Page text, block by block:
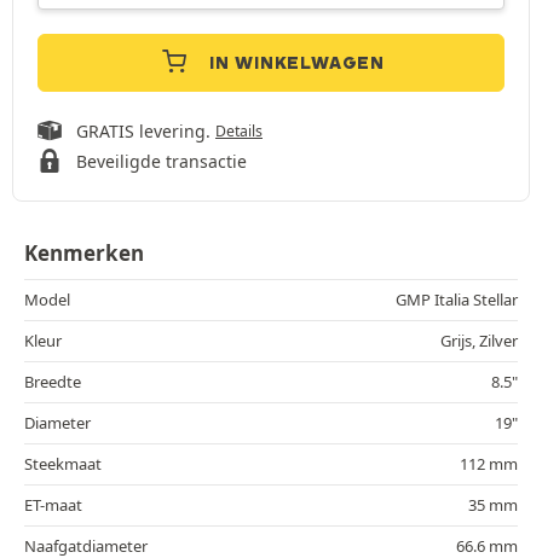
IN WINKELWAGEN
GRATIS levering. Details
Beveiligde transactie
Kenmerken
Model
GMP Italia Stellar
Kleur
Grijs, Zilver
Breedte
8.5"
Diameter
19"
Steekmaat
112 mm
ET-maat
35 mm
Naafgatdiameter
66.6 mm